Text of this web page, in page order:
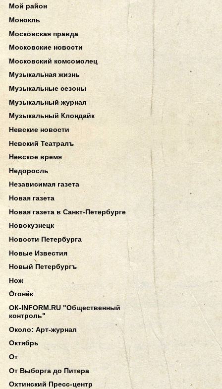
Мой район
Монокль
Московская правда
Московские новости
Московский комсомолец
Музыкальная жизнь
Музыкальные сезоны
Музыкальный журнал
Музыкальный Клондайк
Невские новости
Невский Театралъ
Невское время
Недоросль
Независимая газета
Новая газета
Новая газета в Санкт-Петербурге
Новокузнецк
Новости Петербурга
Новые Известия
Новый Петербургъ
Нож
Огонёк
ОК-INFORM.RU "Общественный
контроль"
Около: Арт-журнал
Октябрь
От
От Выборга до Питера
Охтинский Пресс-центр